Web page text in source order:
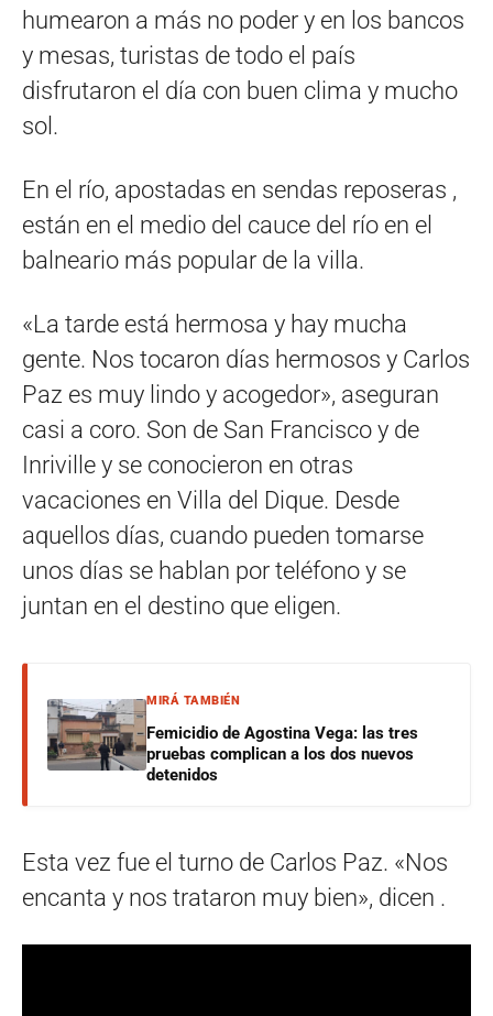
humearon a más no poder y en los bancos
y mesas, turistas de todo el país
disfrutaron el día con buen clima y mucho
sol.
En el río, apostadas en sendas reposeras ,
están en el medio del cauce del río en el
balneario más popular de la villa.
«La tarde está hermosa y hay mucha
gente. Nos tocaron días hermosos y Carlos
Paz es muy lindo y acogedor», aseguran
casi a coro. Son de San Francisco y de
Inriville y se conocieron en otras
vacaciones en Villa del Dique. Desde
aquellos días, cuando pueden tomarse
unos días se hablan por teléfono y se
juntan en el destino que eligen.
MIRÁ TAMBIÉN
Femicidio de Agostina Vega: las tres
pruebas complican a los dos nuevos
detenidos
Esta vez fue el turno de Carlos Paz. «Nos
encanta y nos trataron muy bien», dicen .